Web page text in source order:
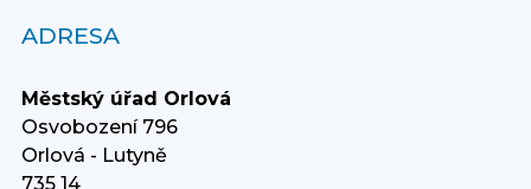
ADRESA
Městský úřad Orlová
Osvobození 796
Orlová - Lutyně
735 14